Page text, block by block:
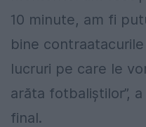
10 minute, am fi
bine
lucruri pe care le
arăta fotbaliștilor”,
final.